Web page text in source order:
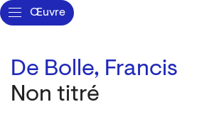
Œuvre
De Bolle, Francis
Non titré